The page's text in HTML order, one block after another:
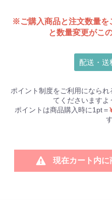
※ご購入商品と注文数量を
と数量変更がこ
配送・送
ポイント制度をご利用になら
てくださいますよ
ポイントは商品購入時に1pt＝
現在カート内に